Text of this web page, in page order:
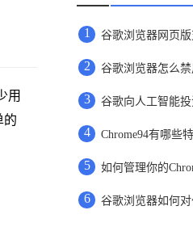
用
的
1
2 谷歌浏览器怎么
3
4 Chrome94有哪些特
5 如何管理你的
6 谷歌浏览器如何